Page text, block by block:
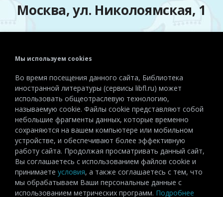
Москва, ул. Николоямская, 1
+7 (495) 915-72-81
Эл. почта:detiinostranki@libfl.ru
Мы используем cookies
Во время посещения данного сайта, Библиотека
иностранной литературы (сервисы libfl.ru) может
использовать общеотраслевую технологию,
называемую cookie. Файлы cookie представляют собой
небольшие фрагменты данных, которые временно
сохраняются на вашем компьютере или мобильном
устройстве, и обеспечивают более эффективную
работу сайта. Продолжая просматривать данный сайт,
Вы соглашаетесь с использованием файлов cookie и
принимаете условия, а также соглашаетесь с тем, что
мы обрабатываем Ваши персональные данные с
использованием метрических программ. Подробнее